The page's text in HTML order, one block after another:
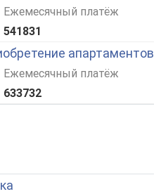
Ежемесячный платёж
541831
апартаментов
Ежемесячный платёж
633732